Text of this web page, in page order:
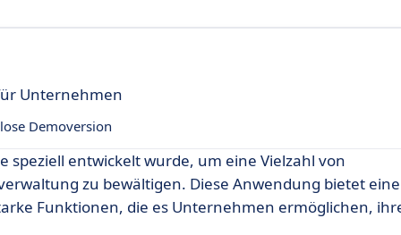
Unternehmen
Demoversion
speziell entwickelt wurde, um eine Vielzahl von
zu bewältigen. Diese Anwendung bietet eine
Funktionen, die es Unternehmen ermöglichen,